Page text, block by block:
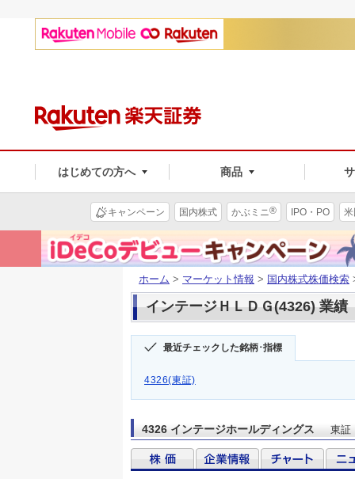
はじめての方へ 商品
キャンペーン 国内株式 かぶミニ® IPO・PO
ホーム > マーケット情報 > 国内株式株価検索
インテージＨＬＤＧ(4326) 業績
最近チェックした銘柄･指標
4326(東証)
4326 インテージホールディングス 東証